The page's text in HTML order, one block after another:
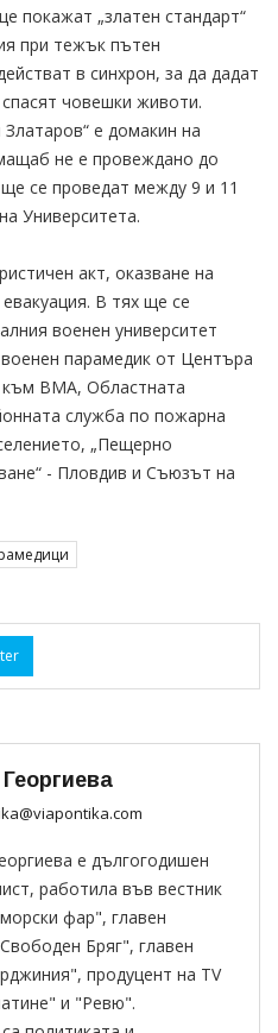
покажат „златен стандарт“
при тежък пътен
в синхрон, за да дадат
човешки животи.
е домакин на
не е провеждано до
се проведат между 9 и 11
Университета.
акт, оказване на
В тях ще се
военен университет
военен парамедик от Центъра
към ВМА, Областната
служба по пожарна
„Пещерно
- Пловдив и Съюзът на
е дългогодишен
работила във вестник
фар", главен
Бряг", главен
продуцент на TV
и "Ревю".